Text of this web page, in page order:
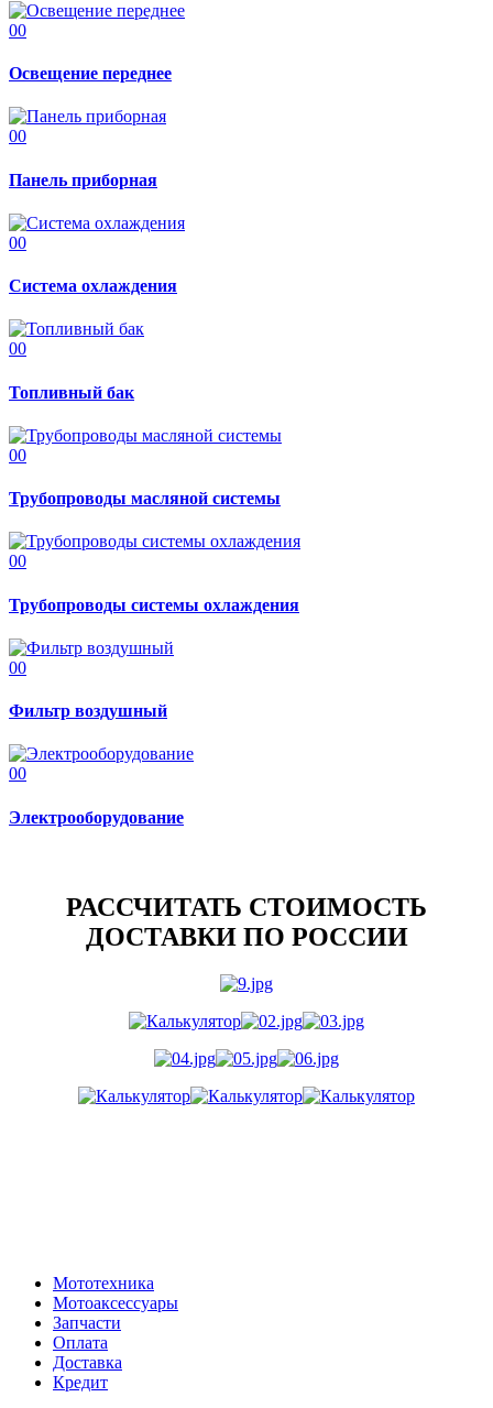
00
Освещение переднее
00
Панель приборная
00
Система охлаждения
00
Топливный бак
00
Трубопроводы масляной системы
00
Трубопроводы системы охлаждения
00
Фильтр воздушный
00
Электрооборудование
РАССЧИТАТЬ СТОИМОСТЬ
ДОСТАВКИ ПО РОССИИ
Мототехника
Мотоаксессуары
Запчасти
Оплата
Доставка
Кредит